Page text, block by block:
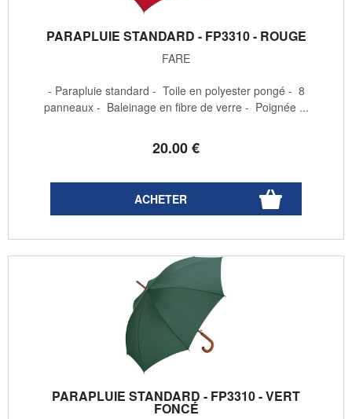
PARAPLUIE STANDARD - FP3310 - ROUGE
FARE
20.00€
- Parapluie standard - Toile en polyester pongé - 8
panneaux - Baleinage en fibre de verre - Poignée ...
PARAPLUIE STANDARD - FP3310 - VERT
FONCÉ